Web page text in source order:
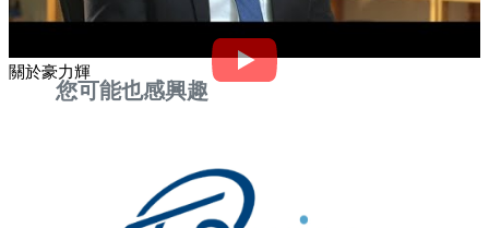
關於豪力輝
您可能也感興趣